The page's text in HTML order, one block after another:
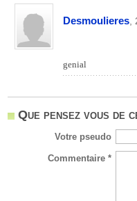
Desmoulieres
genial
Que pensez vous de
Votre pseudo
Commentaire *